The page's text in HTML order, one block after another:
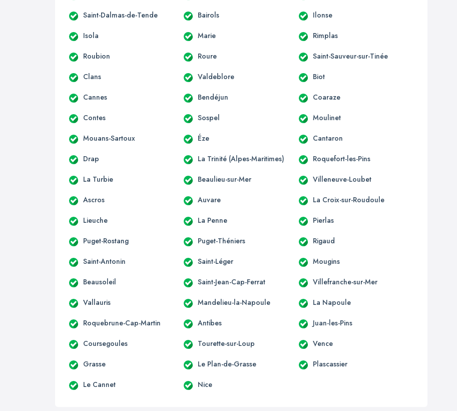
Saint-Dalmas-de-Tende Bairols Ilonse
Isola Marie Rimplas
Roubion Roure Saint-Sauveur-sur-Tinée
Clans Valdeblore Biot
Cannes Bendéjun Coaraze
Contes Sospel Moulinet
Mouans-Sartoux Éze Cantaron
Drap La Trinité (Alpes-Maritimes) Roquefort-les-Pins
La Turbie Beaulieu-sur-Mer Villeneuve-Loubet
Ascros Auvare La Croix-sur-Roudoule
Lieuche La Penne Pierlas
Puget-Rostang Puget-Théniers Rigaud
Saint-Antonin Saint-Léger Mougins
Beausoleil Saint-Jean-Cap-Ferrat Villefranche-sur-Mer
Vallauris Mandelieu-la-Napoule La Napoule
Roquebrune-Cap-Martin Antibes Juan-les-Pins
Coursegoules Tourette-sur-Loup Vence
Grasse Le Plan-de-Grasse Plascassier
Le Cannet Nice